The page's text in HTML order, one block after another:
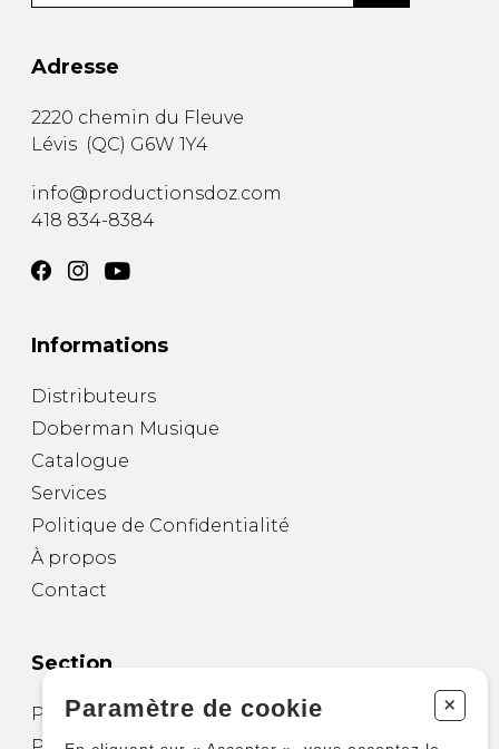
Adresse
2220 chemin du Fleuve
Lévis (QC) G6W 1Y4
info@productionsdoz.com
418 834-8384
Informations
Distributeurs
Doberman Musique
Catalogue
Services
Politique de Confidentialité
À propos
Contact
Section
Partitions pour guitare
Paramètre de cookie +